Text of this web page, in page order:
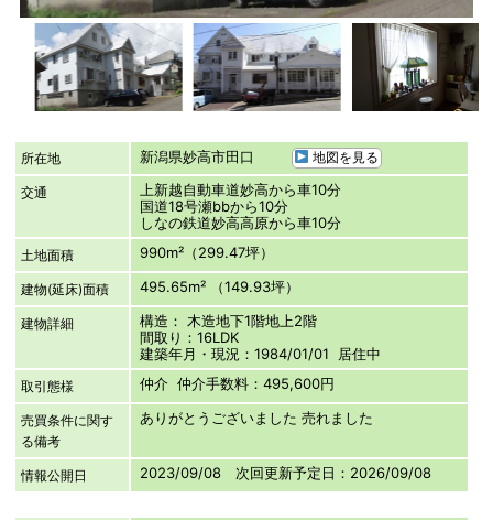
所在地 新潟県妙高市田口 地図を見る
交通
上新越自動車道妙高から車10分
国道18号瀬bbから10分
しなの鉄道妙高高原から車10分
土地面積 990m²（299.47坪）
建物(延床)面積 495.65m² （149.93坪）
建物詳細
構造： 木造地下1階地上2階
間取り：16LDK
建築年月・現況：1984/01/01 居住中
取引態様 仲介 仲介手数料：495,600円
売買条件に関す
る備考
ありがとうございました 売れました
情報公開日 2023/09/08 次回更新予定日：2026/09/08